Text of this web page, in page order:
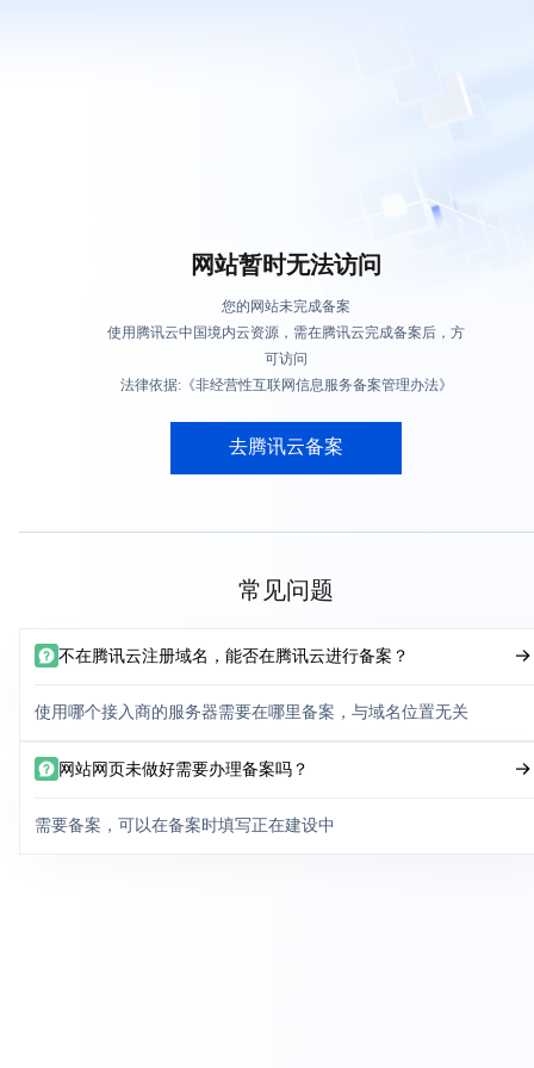
网站暂时无法访问
您的网站未完成备案
使用腾讯云中国境内云资源，需在腾讯云完成备案后，方
可访问
法律依据:《非经营性互联网信息服务备案管理办法》
去腾讯云备案
常见问题
不在腾讯云注册域名，能否在腾讯云进行备案？
使用哪个接入商的服务器需要在哪里备案，与域名位置无关
网站网页未做好需要办理备案吗？
需要备案，可以在备案时填写正在建设中